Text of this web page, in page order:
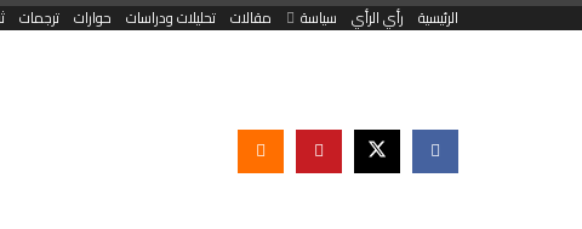
الرئيسية رأي الرأي سياسة مقالات تحليلات ودراسات حوارات ترجمات